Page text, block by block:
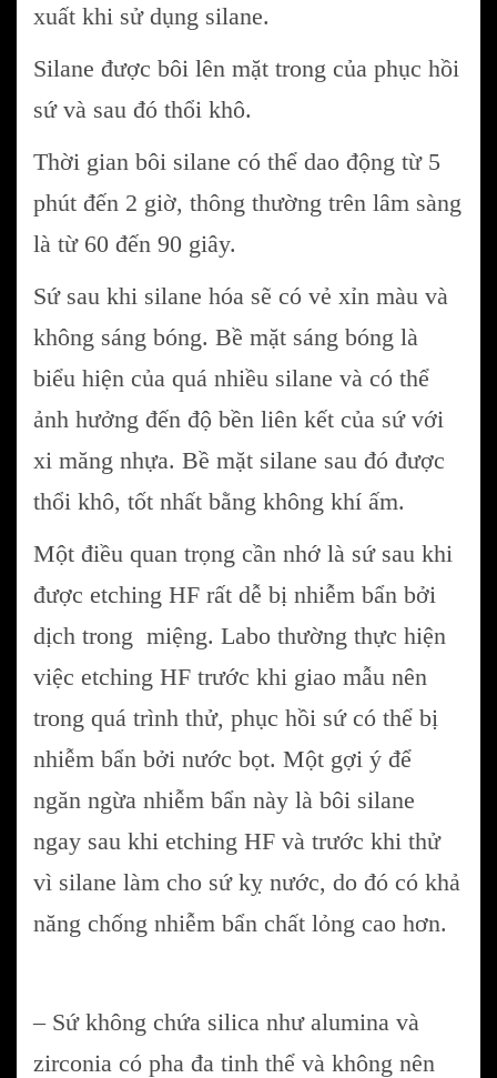
xuất khi sử dụng silane.
Silane được bôi lên mặt trong của phục hồi
sứ và sau đó thổi khô.
Thời gian bôi silane có thể dao động từ 5
phút đến 2 giờ, thông thường trên lâm sàng
là từ 60 đến 90 giây.
Sứ sau khi silane hóa sẽ có vẻ xỉn màu và
không sáng bóng. Bề mặt sáng bóng là
biểu hiện của quá nhiều silane và có thể
ảnh hưởng đến độ bền liên kết của sứ với
xi măng nhựa. Bề mặt silane sau đó được
thổi khô, tốt nhất bằng không khí ấm.
Một điều quan trọng cần nhớ là sứ sau khi
được etching HF rất dễ bị nhiễm bẩn bởi
dịch trong miệng. Labo thường thực hiện
việc etching HF trước khi giao mẫu nên
trong quá trình thử, phục hồi sứ có thể bị
nhiễm bẩn bởi nước bọt. Một gợi ý để
ngăn ngừa nhiễm bẩn này là bôi silane
ngay sau khi etching HF và trước khi thử
vì silane làm cho sứ kỵ nước, do đó có khả
năng chống nhiễm bẩn chất lỏng cao hơn.
– Sứ không chứa silica như alumina và
zirconia có pha đa tinh thể và không nên